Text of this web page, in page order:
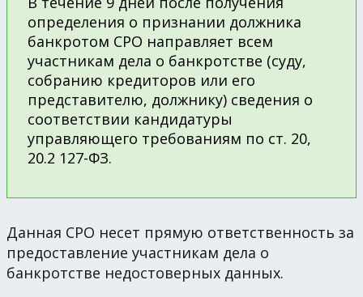
определения о признании должника
банкротом СРО направляет всем
участникам дела о банкротстве (суду,
собранию кредиторов или его
представителю, должнику) сведения о
соответствии кандидатуры
управляющего требованиям по ст. 20,
20.2 127-ФЗ.
Данная СРО несет прямую ответственность за
предоставление участникам дела о
банкротстве недостоверных данных.